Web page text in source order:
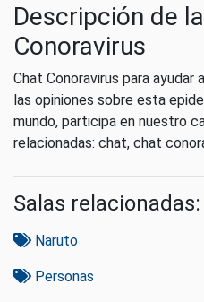
Descripción de
Conoravirus
Chat Conoravirus para
las opiniones sobre esta
mundo, participa en nuestro
relacionadas: chat, chat
Salas relacionadas:
Naruto
Personas